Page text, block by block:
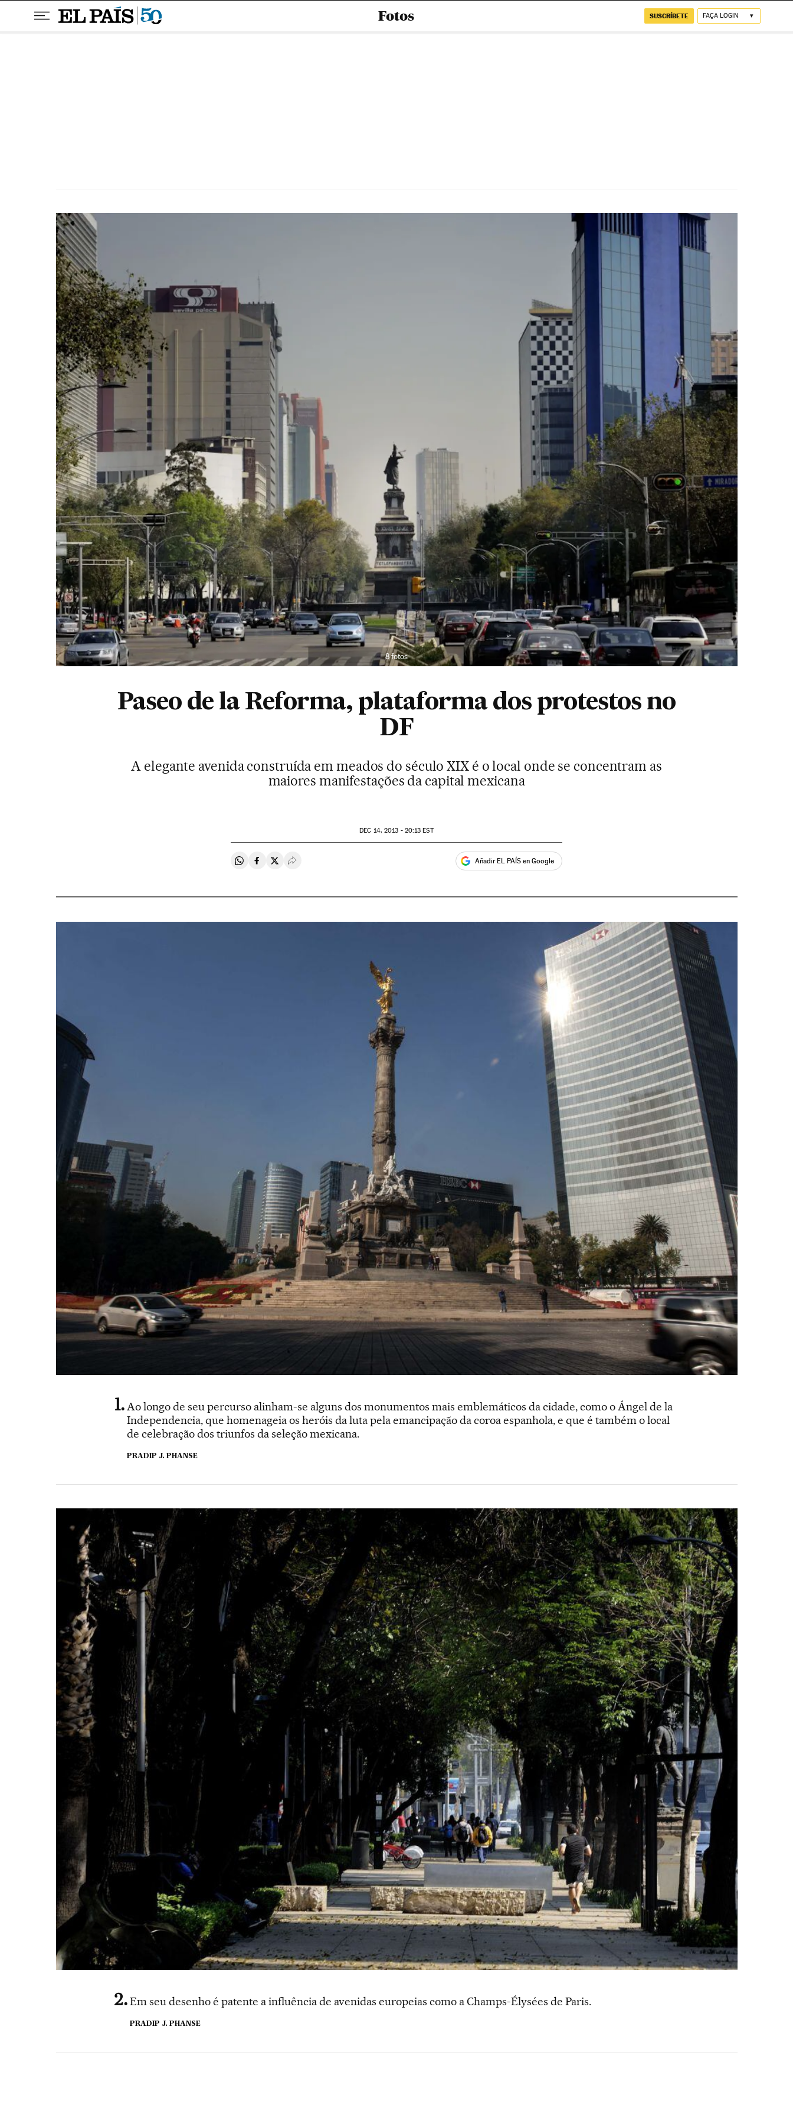
Fotos SUSCRÍBETE FAÇA LOGIN
8 fotos
Paseo de la Reforma, plataforma dos protestos no
DF
A elegante avenida construída em meados do século XIX é o local onde se concentram as
maiores manifestações da capital mexicana
DEC 14, 2013 - 20:13 EST
Compartir en Whatsapp
Compartir en Facebook
Compartir en Twitter
Desplegar Redes Sociales Añadir EL PAÍS en Google
Ao longo de seu percurso alinham-se alguns dos monumentos mais emblemáticos da cidade, como o Ángel de la
Independencia, que homenageia os heróis da luta pela emancipação da coroa espanhola, e que é também o local
de celebração dos triunfos da seleção mexicana.
PRADIP J. PHANSE
Em seu desenho é patente a influência de avenidas europeias como a Champs-Élysées de Paris.
PRADIP J. PHANSE